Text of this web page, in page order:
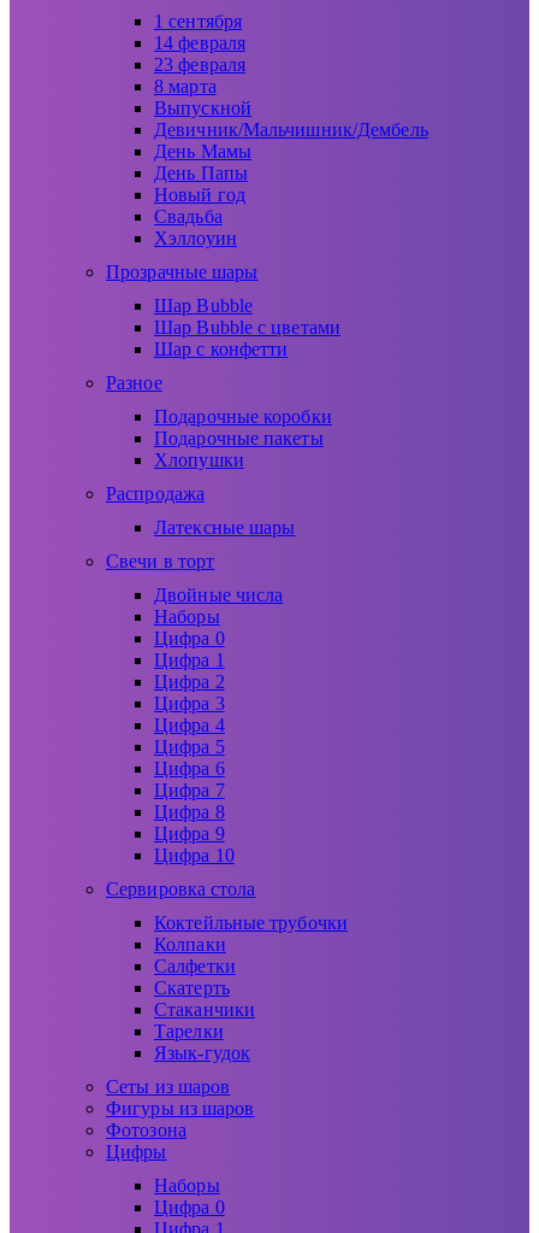
1 сентября
14 февраля
23 февраля
8 марта
Выпускной
Девичник/Мальчишник/Дембель
День Мамы
День Папы
Новый год
Свадьба
Хэллоуин
Прозрачные шары
Шар Bubble
Шар Bubble с цветами
Шар с конфетти
Разное
Подарочные коробки
Подарочные пакеты
Хлопушки
Распродажа
Латексные шары
Свечи в торт
Двойные числа
Наборы
Цифра 0
Цифра 1
Цифра 2
Цифра 3
Цифра 4
Цифра 5
Цифра 6
Цифра 7
Цифра 8
Цифра 9
Цифра 10
Сервировка стола
Коктейльные трубочки
Колпаки
Салфетки
Скатерть
Стаканчики
Тарелки
Язык-гудок
Сеты из шаров
Фигуры из шаров
Фотозона
Цифры
Наборы
Цифра 0